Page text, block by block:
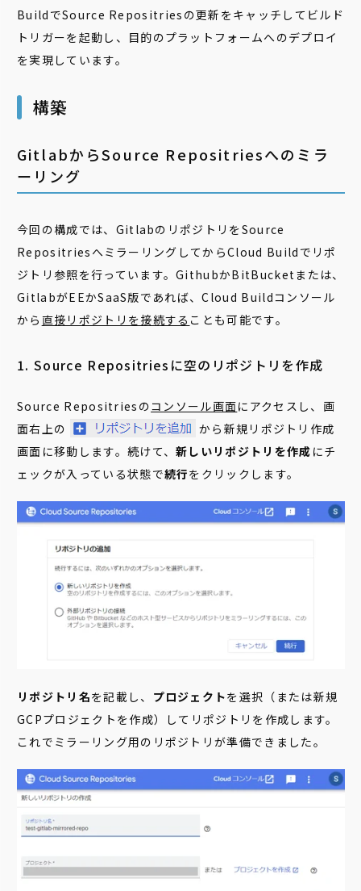
BuildでSource Repositriesの更新をキャッチしてビルド
トリガーを起動し、目的のプラットフォームへのデプロイ
を実現しています。
構築
GitlabからSource Repositriesへのミラ
ーリング
今回の構成では、GitlabのリポジトリをSource
RepositriesへミラーリングしてからCloud Buildでリポ
ジトリ参照を行っています。GithubかBitBucketまたは、
GitlabがEEかSaaS版であれば、Cloud Buildコンソール
から 直接リポジトリを接続する ことも可能です。
1. Source Repositriesに空のリポジトリを作成
Source Repositriesのコンソール画面にアクセスし、画
面右上の
から新規リポジトリ作成
画面に移動します。続けて、新しいリポジトリを作成 にチ
ェックが入っている状態で続行をクリックします。
リポジトリ名を記載し、 プロジェクトを選択（または新規
GCPプロジェクトを作成）してリポジトリを作成します。
これでミラーリング用のリポジトリが準備できました。